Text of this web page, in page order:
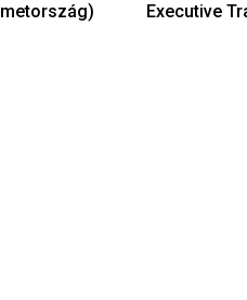
Executive